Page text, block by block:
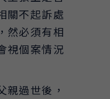
關不起訴處
然必須有相
視個案情況
親過世後，